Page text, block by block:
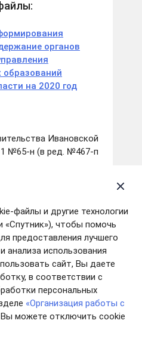
файлы и другие технологии
«Спутник»), чтобы помочь
предоставления лучшего
анализа использования
сайт, Вы даете
в соответствии с
персональных
«Организация работы с
можете отключить cookie
органов
образований
на 2020 год
Ивановской
№65-н (в ред. №467-п
РАСХОДОВ НА
МЕСТНОГО
МУНИЦИПАЛЬНЫХ
финансов
28.10.2019 №185